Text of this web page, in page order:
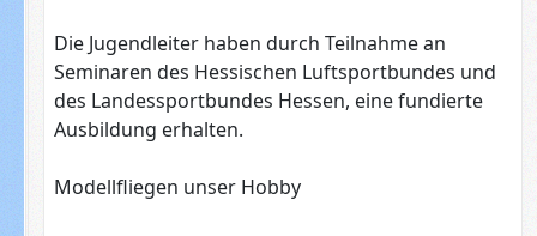
Die Jugendleiter haben durch Teilnahme an
Seminaren des Hessischen Luftsportbundes und
des Landessportbundes Hessen, eine fundierte
Ausbildung erhalten.
Modellfliegen unser Hobby